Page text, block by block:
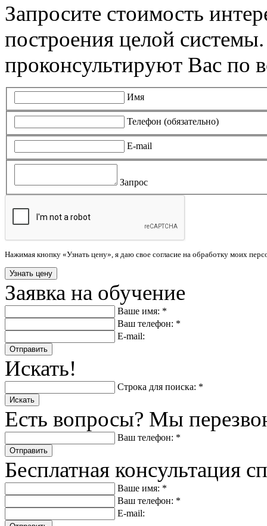
Запросите стоимость
построения целой
проконсультируют Вас по
Имя
Телефон (обязательно)
E-mail
Запрос
Нажимая кнопку «Узнать цену», я даю свое согласие на обработку моих
Заявка на обучение
Ваше имя: *
Ваш телефон: *
E-mail:
Отправить
Искать!
Строка для поиска: *
Искать
Есть вопросы? Мы
Ваш телефон: *
Отправить
Бесплатная консультация
Ваше имя: *
Ваш телефон: *
E-mail: